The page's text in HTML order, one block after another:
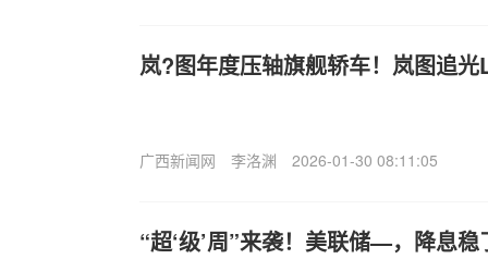
岚?图年度压轴旗舰轿车！岚图追
广西新闻网 李洛渊 2026-01-30 08:11:05
“超‘级’周”来袭！美联储—，降息稳